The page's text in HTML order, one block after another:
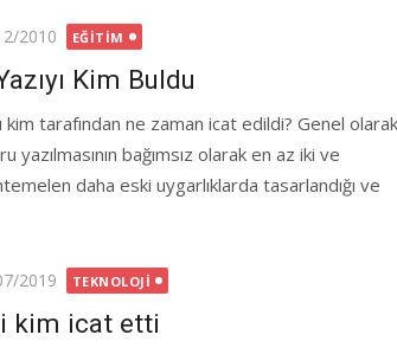
2010 EĞITIM
Kim Buldu
kim tarafından ne zaman icat edildi? Genel
yazılmasının bağımsız olarak en az iki ve
daha eski uygarlıklarda tasarlandığı ve
2019 TEKNOLOJI
kim icat etti